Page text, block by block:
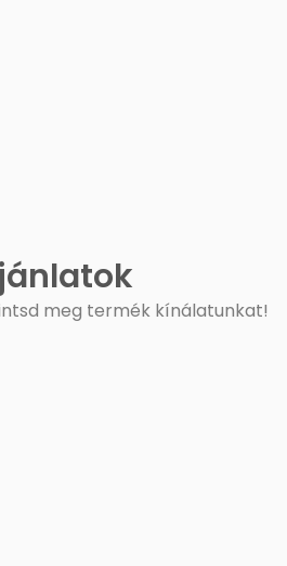
meg termék kínálatunkat!